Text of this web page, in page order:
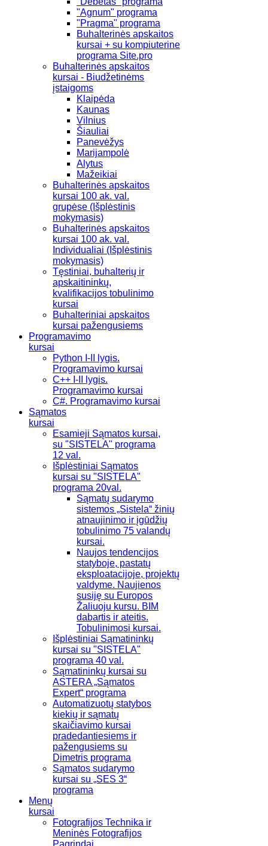
"Agnum" programa
"Pragma" programa
Buhalterinės apskaitos
kursai + su kompiuterine
programa Site.pro
Buhalterinės apskaitos
kursai - Biudžetinėms
įstaigoms
Klaipėda
Kaunas
Vilnius
Šiauliai
Panevėžys
Marijampolė
Alytus
Mažeikiai
Buhalterinės apskaitos
kursai 100 ak. val.
grupėse (Išplėstinis
mokymasis)
Buhalterinės apskaitos
kursai 100 ak. val.
Individualiai (Išplėstinis
mokymasis)
Tęstiniai, buhalterių ir
apskaitininkų,
kvalifikacijos tobulinimo
kursai
Buhalteriniai apskaitos
kursai pažengusiems
Programavimo
kursai
Python I-II lygis.
Programavimo kursai
C++ I-II lygis.
Programavimo kursai
C#. Programavimo kursai
Sąmatos
kursai
Esamieji Sąmatos kursai,
su "SISTELA" programa
12 val.
Išplėstiniai Sąmatos
kursai su "SISTELA"
programa 20val.
Sąmatų sudarymo
sistemos „Sistela“ žinių
atnaujinimo ir įgūdžių
tobulinimo 75 valandų
kursai.
Naujos tendencijos
statyboje, pastatų
eksploatacijoje, projektų
valdyme. Naujienos
susiję su Europos
Žaliuoju kursu. BIM
dabartis ir ateitis.
Tobulinimosi kursai.
Išplėstiniai Sąmatininkų
kursai su "SISTELA"
programa 40 val.
Sąmatininkų kursai su
ASTERA „Sąmatos
Expert“ programa
Automatizuotų statybos
kiekių ir sąmatų
skaičiavimo kursai
pradedantiesiems ir
pažengusiems su
Dimetris programa
Sąmatos sudarymo
kursai su „SES 3“
programa
Menų
kursai
Fotografijos Technika ir
Meninės Fotografijos